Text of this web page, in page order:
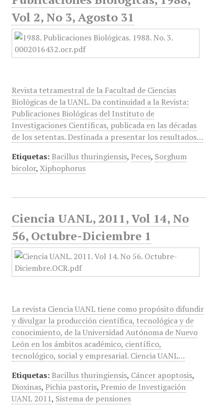
Vol 2, No 3, Agosto 31
Revista tetramestral de la Facultad de Ciencias
Biológicas de la UANL. Da continuidad a la Revista:
Publicaciones Biológicas del Instituto de
Investigaciones Científicas, publicada en las décadas
de los setentas. Destinada a presentar los resultados…
Etiquetas: Bacillus thuringiensis, Peces, Sorghum
bicolor, Xiphophorus
Ciencia UANL, 2011, Vol 14, No
56, Octubre-Diciembre 1
La revista Ciencia UANL tiene como propósito difundir
y divulgar la producción científica, tecnológica y de
conocimiento, de la Universidad Autónoma de Nuevo
León en los ámbitos académico, científico,
tecnológico, social y empresarial. Ciencia UANL…
Etiquetas: Bacillus thuringiensis, Cáncer apoptosis,
Dioxinas, Pichia pastoris, Premio de Investigación
UANL 2011, Sistema de pensiones